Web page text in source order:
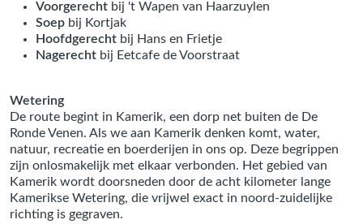
Voorgerecht bij 't Wapen van Haarzuylen
Soep bij Kortjak
Hoofdgerecht bij Hans en Frietje
Nagerecht bij Eetcafe de Voorstraat
Wetering
De route begint in Kamerik, een dorp net buiten de De
Ronde Venen. Als we aan Kamerik denken komt, water,
natuur, recreatie en boerderijen in ons op. Deze begrippen
zijn onlosmakelijk met elkaar verbonden. Het gebied van
Kamerik wordt doorsneden door de acht kilometer lange
Kamerikse Wetering, die vrijwel exact in noord-zuidelijke
richting is gegraven.